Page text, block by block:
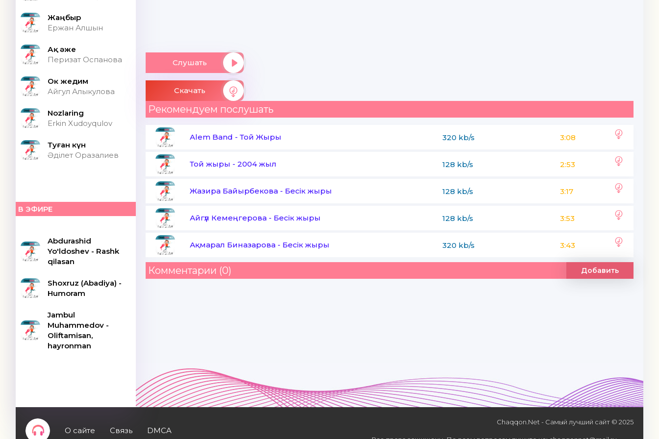
Жаңбыр
Ержан Алшын
Ақ әже
Перизат Оспанова
Ок жедим
Айгул Алыкулова
Nozlaring
Erkin Xudoyqulov
Туған күн
Әділет Оразалиев
В ЭФИРЕ
Abdurashid
Yo'ldoshev - Rashk
qilasan
Shoxruz (Abadiya) -
Humoram
Jambul
Muhammedov -
Oliftamisan,
hayronman
Слушать
Скачать
Рекомендуем послушать
Alem Band - Той Жыры 320 kb/s 3:08
Той жыры - 2004 жыл 128 kb/s 2:53
Жазира Байырбекова - Бесік жыры 128 kb/s 3:17
Айгүл Кемеңгерова - Бесік жыры 128 kb/s 3:53
Ақмарал Биназарова - Бесік жыры 320 kb/s 3:43
Комментарии (0) Добавить
О сайте Связь DMCA
Chaqqon.Net - Самый лучший сайт © 2025